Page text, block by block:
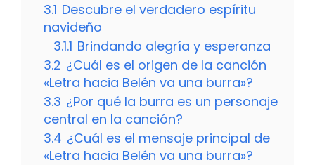
3.1 Descubre el verdadero espíritu
navideño
3.1.1 Brindando alegría y esperanza
3.2 ¿Cuál es el origen de la canción
«Letra hacia Belén va una burra»?
3.3 ¿Por qué la burra es un personaje
central en la canción?
3.4 ¿Cuál es el mensaje principal de
«Letra hacia Belén va una burra»?